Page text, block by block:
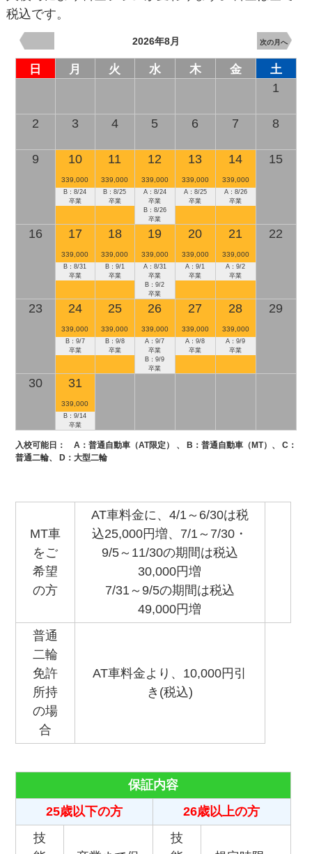
税込です。
2026年8月 次の月へ
日 月 火 水 木 金 土
1
2 3 4 5 6 7 8
9 10
339,000
B：8/24
卒業
11
339,000
B：8/25
卒業
12
339,000
A：8/24
卒業
B：8/26
卒業
13
339,000
A：8/25
卒業
14
339,000
A：8/26
卒業
15
16 17
339,000
B：8/31
卒業
18
339,000
B：9/1
卒業
19
339,000
A：8/31
卒業
B：9/2
卒業
20
339,000
A：9/1
卒業
21
339,000
A：9/2
卒業
22
23 24
339,000
B：9/7
卒業
25
339,000
B：9/8
卒業
26
339,000
A：9/7
卒業
B：9/9
卒業
27
339,000
A：9/8
卒業
28
339,000
A：9/9
卒業
29
30 31
339,000
B：9/14
卒業
入校可能日： A：普通自動車（AT限定） 、 B ：普通自動車（MT）、 C：
普通二輪、
D：大型二輪
MT車
をご
希望
の方
AT車料金に、4/1～6/30は税
込25,000円増、7/1～7/30・
9/5～11/30の期間は税込
30,000円増
7/31～9/5の期間は税込
49,000円増
普通
二輪
免許
所持
の場
合
AT車料金より、10,000円引
き(税込)
保証内容
25歳以下の方
26歳以上の方
技
技